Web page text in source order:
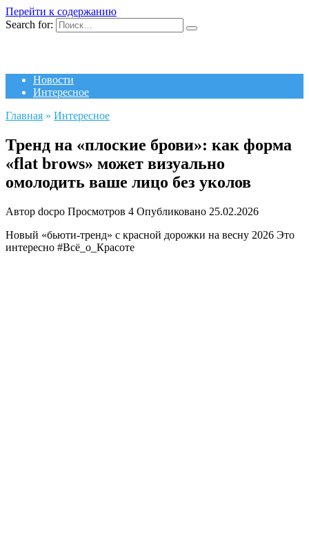
Перейти к содержанию
Search for:
Новости
Интересное
Главная » Интересное
Тренд на «плоские брови»: как форма
«flat brows» может визуально
омолодить ваше лицо без уколов
Автор docpo Просмотров 4 Опубликовано 25.02.2026
Новый «бьюти-тренд» с красной дорожки на весну 2026 Это
интересно #Всё_о_Красоте